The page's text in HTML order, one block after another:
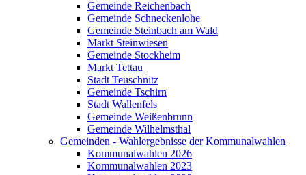
Gemeinde Reichenbach
Gemeinde Schneckenlohe
Gemeinde Steinbach am Wald
Markt Steinwiesen
Gemeinde Stockheim
Markt Tettau
Stadt Teuschnitz
Gemeinde Tschirn
Stadt Wallenfels
Gemeinde Weißenbrunn
Gemeinde Wilhelmsthal
Gemeinden - Wahlergebnisse der Kommunalwahlen
Kommunalwahlen 2026
Kommunalwahlen 2023